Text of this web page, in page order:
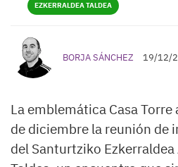
EZKERRALDEA TALDEA
BORJA SÁNCHEZ 19/12/
La emblemática Casa
de diciembre la reunión de
del Santurtziko